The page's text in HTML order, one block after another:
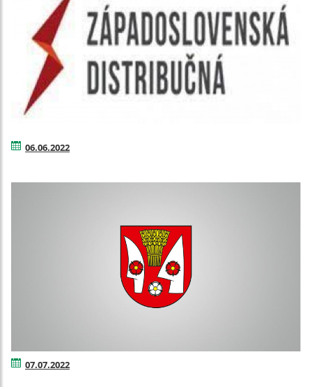
06.06.2022
07.07.2022